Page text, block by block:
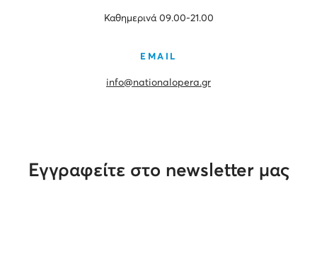
Καθημερινά 09.00-21.00
EMAIL
info@nationalopera.gr
Εγγραφείτε στο newsletter μας